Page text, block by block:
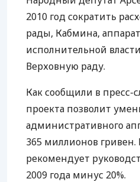
2010 год сократить
рады, Кабмина,
исполнительной
Верховную раду.
Как сообщили в
проекта позволит
административного
365 миллионов
рекомендует
2009 года минус 20%.